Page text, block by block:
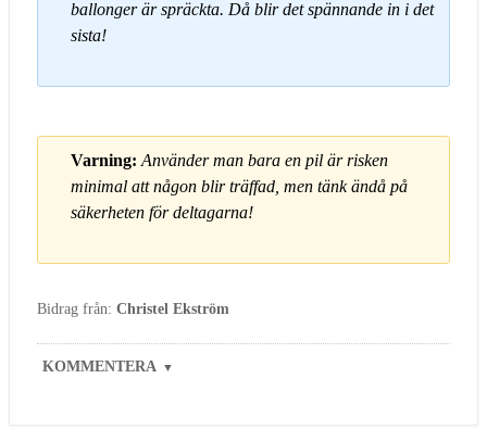
ballonger är spräckta. Då blir det spännande in i det
sista!
Varning: Använder man bara en pil är risken
minimal att någon blir träffad, men tänk ändå på
säkerheten för deltagarna!
Bidrag från: Christel Ekström
KOMMENTERA ▼